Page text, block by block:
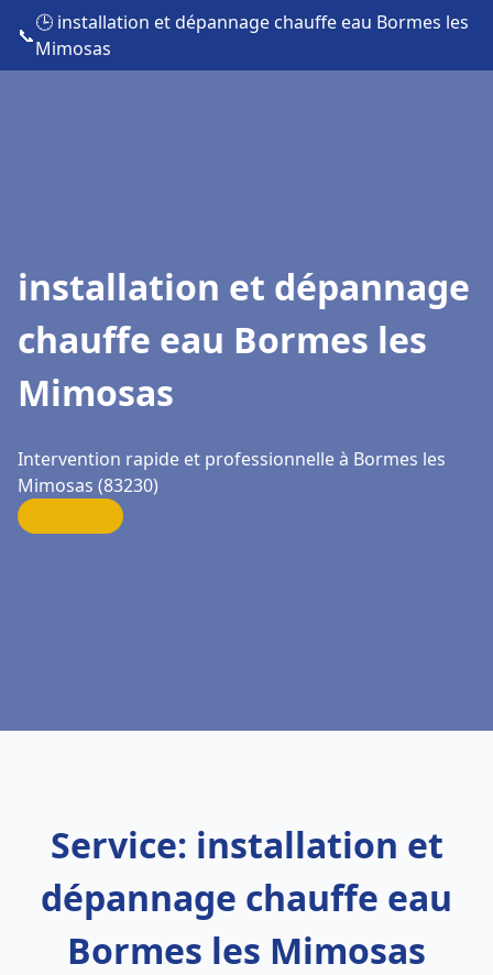
📞
🕒 installation et dépannage chauffe eau Bormes les
Mimosas
installation et dépannage
chauffe eau Bormes les
Mimosas
Intervention rapide et professionnelle à Bormes les
Mimosas (83230)
Service: installation et
dépannage chauffe eau
Bormes les Mimosas